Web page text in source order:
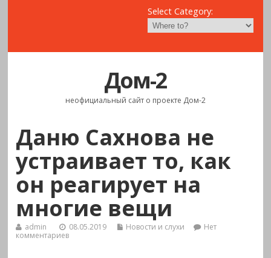
Select Category:
Дом-2
неофициальный сайт о проекте Дом-2
Даню Сахнова не
устраивает то, как
он реагирует на
многие вещи
admin 08.05.2019 Новости и слухи
Нет
комментариев